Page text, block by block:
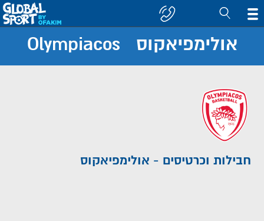
חפש
קבוצה/יעד
אולימפיאקוס Olympiacos
חבילות וכרטיסים - אולימפיאקוס